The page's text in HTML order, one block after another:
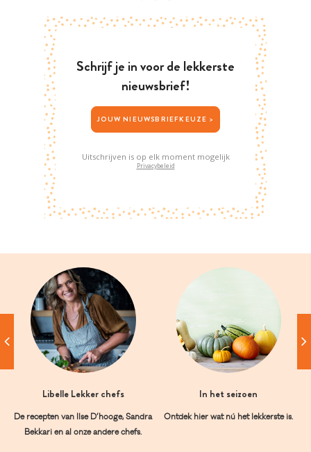
Schrijf je in voor de lekkerste
nieuwsbrief!
JOUW NIEUWSBRIEFKEUZE >
Uitschrijven is op elk moment mogelijk
Privacybeleid
Libelle Lekker chefs
De recepten van Ilse D’hooge, Sandra
Bekkari en al onze andere chefs.
In het seizoen
Ontdek hier wat nú het lekkerste is.